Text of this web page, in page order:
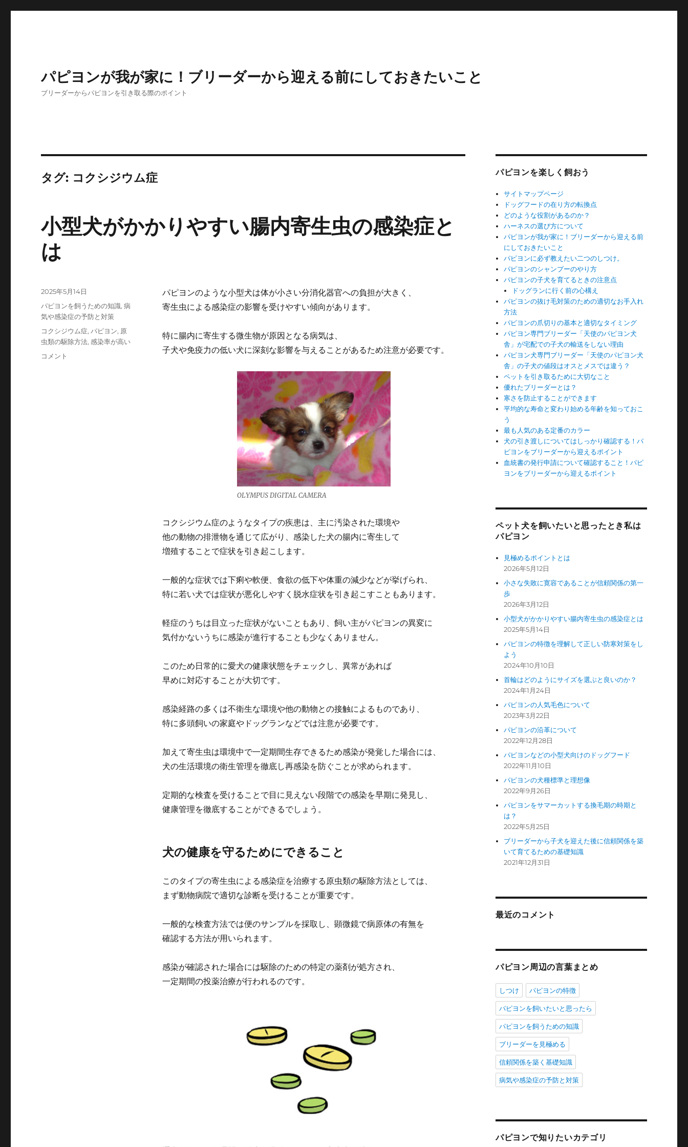
パピヨンが我が家に！ブリーダーから迎える前にしておきたいこと
ブリーダーからパピヨンを引き取る際のポイント
タグ: コクシジウム症
小型犬がかかりやすい腸内寄生虫の感染症と
は
パピヨンのような小型犬は体が小さい分消化器官への負担が大きく、
寄生虫による感染症の影響を受けやすい傾向があります。
特に腸内に寄生する微生物が原因となる病気は、
子犬や免疫力の低い犬に深刻な影響を与えることがあるため注意が必要です。
OLYMPUS DIGITAL CAMERA
コクシジウム症のようなタイプの疾患は、主に汚染された環境や
他の動物の排泄物を通じて広がり、感染した犬の腸内に寄生して
増殖することで症状を引き起こします。
一般的な症状では下痢や軟便、食欲の低下や体重の減少などが挙げられ、
特に若い犬では症状が悪化しやすく脱水症状を引き起こすこともあります。
軽症のうちは目立った症状がないこともあり、飼い主がパピヨンの異変に
気付かないうちに感染が進行することも少なくありません。
このため日常的に愛犬の健康状態をチェックし、異常があれば
早めに対応することが大切です。
感染経路の多くは不衛生な環境や他の動物との接触によるものであり、
特に多頭飼いの家庭やドッグランなどでは注意が必要です。
加えて寄生虫は環境中で一定期間生存できるため感染が発覚した場合には、
犬の生活環境の衛生管理を徹底し再感染を防ぐことが求められます。
定期的な検査を受けることで目に見えない段階での感染を早期に発見し、
健康管理を徹底することができるでしょう。
犬の健康を守るためにできること
このタイプの寄生虫による感染症を治療する原虫類の駆除方法としては、
まず動物病院で適切な診断を受けることが重要です。
一般的な検査方法では便のサンプルを採取し、顕微鏡で病原体の有無を
確認する方法が用いられます。
感染が確認された場合には駆除のための特定の薬剤が処方され、
一定期間の投薬治療が行われるのです。
投
稿
日:
2025年5月14日
カ
テ
リ
パピヨンを飼うための知識,病
気や感染症の予防と対策
タ
グ
コクシジウム症, パピヨン, 原
虫類の駆除方法, 感染率が高い
小
コメント
パピヨンを楽しく飼おう
サイトマップページ
ドッグフードの在り方の転換点
どのような役割があるのか？
ハーネスの選び方について
パピヨンが我が家に！ブリーダーから迎える前
にしておきたいこと
パピヨンに必ず教えたい二つのしつけ。
パピヨンのシャンプーのやり方
パピヨンの子犬を育てるときの注意点
ドッグランに行く前の心構え
パピヨンの抜け毛対策のための適切なお手入れ
方法
パピヨンの爪切りの基本と適切なタイミング
パピヨン専門ブリーダー「天使のパピヨン犬
舎」が宅配での子犬の輸送をしない理由
パピヨン犬専門ブリーダー「天使のパピヨン犬
舎」の子犬の値段はオスとメスでは違う？
ペットを引き取るために大切なこと
優れたブリーダーとは？
寒さを防止することができます
平均的な寿命と変わり始める年齢を知っておこ
う
最も人気のある定番のカラー
犬の引き渡しについてはしっかり確認する！パ
ピヨンをブリーダーから迎えるポイント
血統書の発行申請について確認すること！パピ
ヨンをブリーダーから迎えるポイント
ペット犬を飼いたいと思ったとき私は
パピヨン
見極めるポイントとは
2026年5月12日
小さな失敗に寛容であることが信頼関係の第一
歩
2026年3月12日
小型犬がかかりやすい腸内寄生虫の感染症とは
2025年5月14日
パピヨンの特徴を理解して正しい防寒対策をし
よう
2024年10月10日
首輪はどのようにサイズを選ぶと良いのか？
2024年1月24日
パピヨンの人気毛色について
2023年3月22日
パピヨンの沿革について
2022年12月28日
パピヨンなどの小型犬向けのドッグフード
2022年11月10日
パピヨンの犬種標準と理想像
2022年9月26日
パピヨンをサマーカットする換毛期の時期と
は？
2022年5月25日
ブリーダーから子犬を迎えた後に信頼関係を築
いて育てるための基礎知識
2021年12月31日
最近のコメント
パピヨン周辺の言葉まとめ
しつけ パピヨンの特徴
パピヨンを飼いたいと思ったら
パピヨンを飼うための知識
ブリーダーを見極める
信頼関係を築く基礎知識
病気や感染症の予防と対策
パピヨンで知りたいカテゴリ